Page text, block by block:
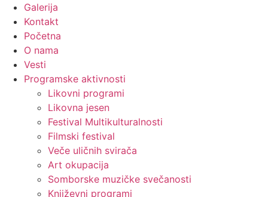
Galerija
Kontakt
Početna
O nama
Vesti
Programske aktivnosti
Likovni programi
Likovna jesen
Festival Multikulturalnosti
Filmski festival
Veče uličnih svirača
Art okupacija
Somborske muzičke svečanosti
Književni programi